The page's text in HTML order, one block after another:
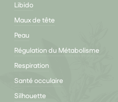
Libido
Maux de tête
Peau
Régulation du Métabolisme
Respiration
Santé occulaire
Silhouette